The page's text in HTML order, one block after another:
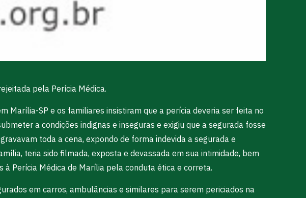
pela Perícia Médica.
Marília-SP e os familiares insistiram que a perícia deveria ser feita no
a condições indignas e inseguras e exigiu que a segurada fosse
toda a cena, expondo de forma indevida a segurada e
teria sido filmada, exposta e devassada em sua intimidade, bem
Perícia Médica de Marília pela conduta ética e correta.
em carros, ambulâncias e similares para serem periciados na